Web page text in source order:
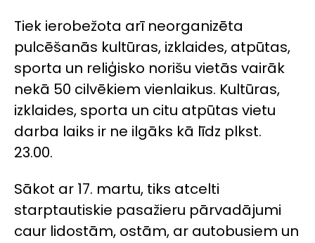
Tiek ierobežota arī neorganizēta
pulcēšanās kultūras, izklaides, atpūtas,
sporta un reliģisko norišu vietās vairāk
nekā 50 cilvēkiem vienlaikus. Kultūras,
izklaides, sporta un citu atpūtas vietu
darba laiks ir ne ilgāks kā līdz plkst.
23.00.
Sākot ar 17. martu, tiks atcelti
starptautiskie pasažieru pārvadājumi
caur lidostām, ostām, ar autobusiem un